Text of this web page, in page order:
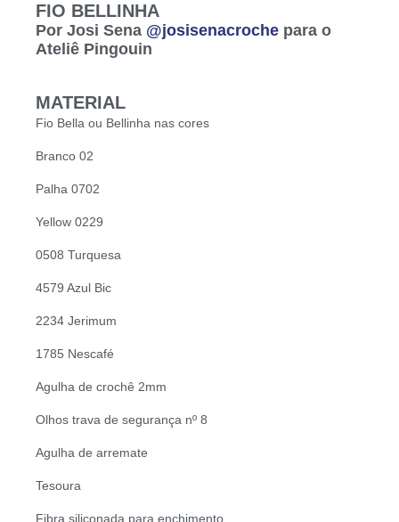
FIO BELLINHA
Por Josi Sena @josisenacroche para o
Ateliê Pingouin
MATERIAL
Fio Bella ou Bellinha nas cores
Branco 02
Palha 0702
Yellow 0229
0508 Turquesa
4579 Azul Bic
2234 Jerimum
1785 Nescafé
Agulha de crochê 2mm
Olhos trava de segurança nº 8
Agulha de arremate
Tesoura
Fibra siliconada para enchimento